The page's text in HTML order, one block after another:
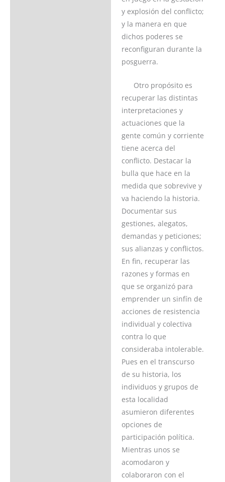
y explosión del conflicto;
y la manera en que
dichos poderes se
reconfiguran durante la
posguerra.
Otro propósito es
recuperar las distintas
interpretaciones y
actuaciones que la
gente común y corriente
tiene acerca del
conflicto. Destacar la
bulla que hace en la
medida que sobrevive y
va haciendo la historia.
Documentar sus
gestiones, alegatos,
demandas y peticiones;
sus alianzas y conflictos.
En fin, recuperar las
razones y formas en
que se organizó para
emprender un sinfín de
acciones de resistencia
individual y colectiva
contra lo que
consideraba intolerable.
Pues en el transcurso
de su historia, los
individuos y grupos de
esta localidad
asumieron diferentes
opciones de
participación política.
Mientras unos se
acomodaron y
colaboraron con el